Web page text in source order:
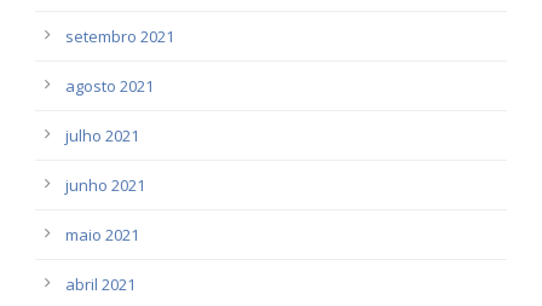
setembro 2021
agosto 2021
julho 2021
junho 2021
maio 2021
abril 2021